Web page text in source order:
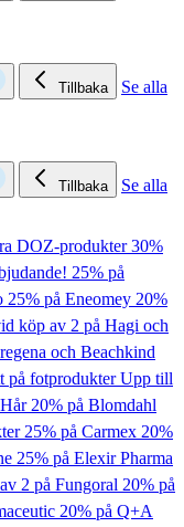
Tillbaka
Se alla
Tillbaka
Se alla
DOZ-produkter30%
25% på
25% på Eneomey 20%
köp av 2 på Hagi och
och Beachkind
på fotprodukterUpp till
20% på Blomdahl
25% på Carmex 20%
25% på Elexir Pharma
2 på Fungoral 20% på
20% på Q+A